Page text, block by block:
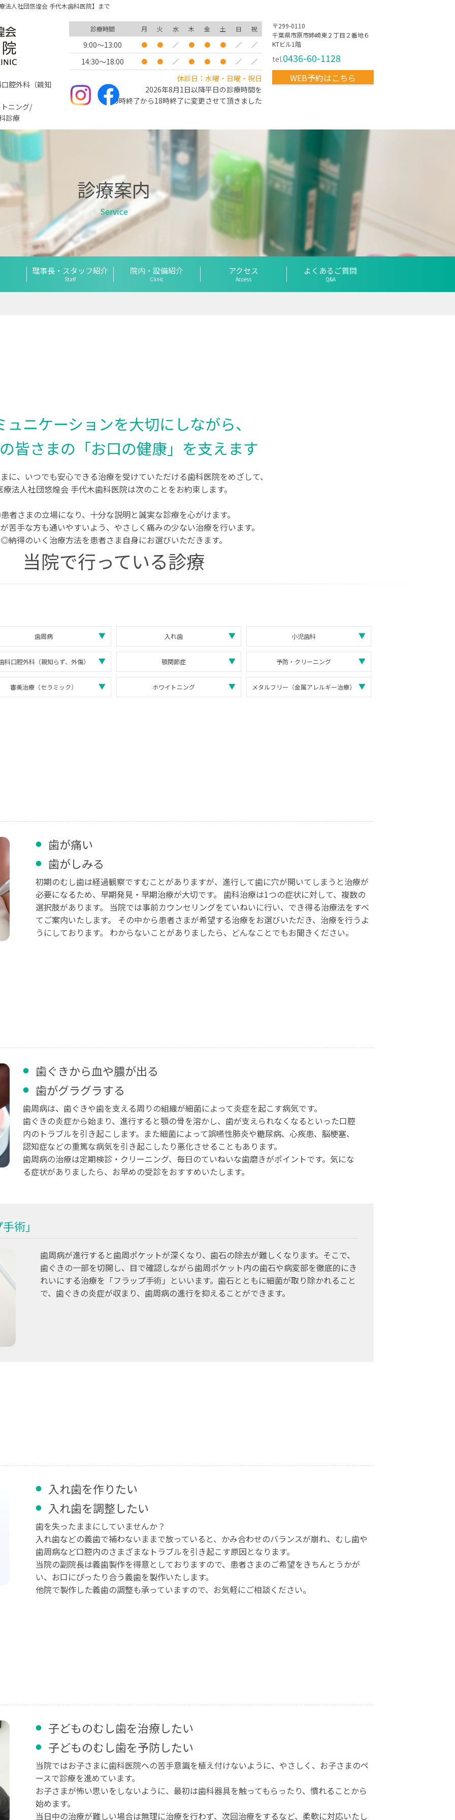
腔外科（親知
ニング/
診療
診療時間 月 火 水 木 金 土 日 祝
9:00～13:00 ● ● ／ ● ● ● ／ ／
14:30～18:00 ● ● ／ ● ● ● ／ ／
休診日：水曜・日曜・祝日
2026年8月1日以降平日の診療時間を
19時終了から18時終了に変更させて頂きました
〒299-0110
千葉県市原市姉崎東２丁目２番地６
KTビル1階
tel.0436-60-1128
WEB予約はこちら
診療案内
Service
理事長・スタッフ紹介
Staff
院内・設備紹介
Clinic
アクセス
Access
よくあるご質問
Q&A
ュニケーションを大切にしながら、
皆さまの「お口の健康」を支えます
に、いつでも安心できる治療を受けていただける歯科医院をめざして、
療法人社団悠煌会 手代木歯科医院は次のことをお約束します。
者さまの立場になり、十分な説明と誠実な診療を心がけます。
苦手な方も通いやすいよう、やさしく痛みの少ない治療を行います。
◎納得のいく治療方法を患者さま自身にお選びいただきます。
当院で行っている診療
歯周病 入れ歯 小児歯科
科口腔外科（親知らず、外傷） 顎関節症 予防・クリーニング
審美治療（セラミック） ホワイトニング メタルフリー（金属アレルギー治療）
歯が痛い
歯がしみる
初期のむし歯は経過観察ですむことがありますが、進行して歯に穴が開いてしまうと治療が
必要になるため、早期発見・早期治療が大切です。 歯科治療は1つの症状に対して、複数の
選択肢があります。 当院では事前カウンセリングをていねいに行い、でき得る治療法をすべ
てご案内いたします。 その中から患者さまが希望する治療をお選びいただき、治療を行うよ
うにしております。 わからないことがありましたら、どんなことでもお聞きください。
歯ぐきから血や膿が出る
歯がグラグラする
歯周病は、歯ぐきや歯を支える周りの組織が細菌によって炎症を起こす病気です。
歯ぐきの炎症から始まり、進行すると顎の骨を溶かし、歯が支えられなくなるといった口腔
内のトラブルを引き起こします。また細菌によって誤嚥性肺炎や糖尿病、心疾患、脳梗塞、
認知症などの重篤な病気を引き起こしたり悪化させることもあります。
歯周病の治療は定期検診・クリーニング、毎日のていねいな歯磨きがポイントです。気にな
る症状がありましたら、お早めの受診をおすすめいたします。
術」
歯周病が進行すると歯周ポケットが深くなり、歯石の除去が難しくなります。そこで、
歯ぐきの一部を切開し、目で確認しながら歯周ポケット内の歯石や病変部を徹底的にき
れいにする治療を「フラップ手術」といいます。歯石とともに細菌が取り除かれること
で、歯ぐきの炎症が収まり、歯周病の進行を抑えることができます。
入れ歯を作りたい
入れ歯を調整したい
歯を失ったままにしていませんか？
入れ歯などの義歯で補わないままで放っていると、かみ合わせのバランスが崩れ、むし歯や
歯周病など口腔内のさまざまなトラブルを引き起こす原因となります。
当院の副院長は義歯製作を得意としておりますので、患者さまのご希望をきちんとうかが
い、お口にぴったり合う義歯を製作いたします。
他院で製作した義歯の調整も承っていますので、お気軽にご相談ください。
子どものむし歯を治療したい
子どものむし歯を予防したい
当院ではお子さまに歯科医院への苦手意識を植え付けないように、やさしく、お子さまのペ
ースで診療を進めています。
お子さまが怖い思いをしないように、最初は歯科器具を触ってもらったり、慣れることから
始めます。
当日中の治療が難しい場合は無理に治療を行わず、次回治療をするなど、柔軟に対応いたし
法人社団悠煌会 手代木歯科医院】まで